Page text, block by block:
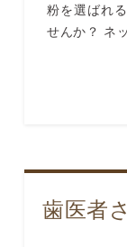
粉を選ばれ
せんか？ ネ
歯医者